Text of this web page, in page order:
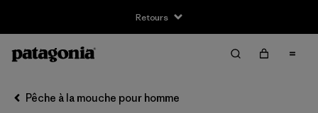
Retours
Filtrer par
TaillePêche à la mouche pour homme